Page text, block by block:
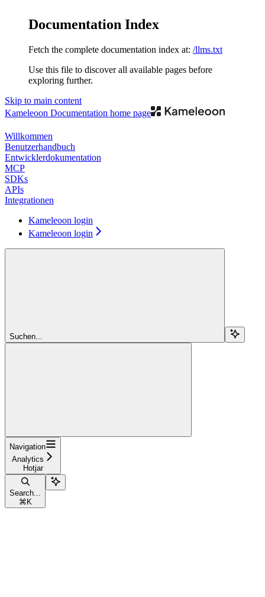
Documentation Index
Fetch the complete documentation index at: /llms.txt
Use this file to discover all available pages before
exploring further.
Skip to main content
Kameleoon Documentation home page
Willkommen
Benutzerhandbuch
Entwicklerdokumentation
MCP
SDKs
APIs
Integrationen
Kameleoon login
Kameleoon login
Suchen...
Navigation
Analytics
Hotjar
Search...
⌘ K